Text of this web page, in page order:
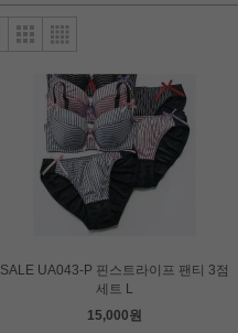
SALE UA043-P 핀스트라이프 팬티 3점
세트 L
15,000원